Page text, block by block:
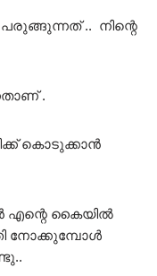
പരുങ്ങുന്നത് .. നിന്റെ
.
കൊടുക്കാൻ
എന്റെ കൈയിൽ
നോക്കുമ്പോൾ